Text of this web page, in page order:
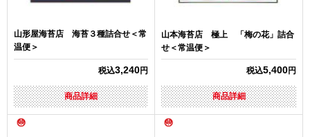
山形屋海苔店 海苔３種詰合せ＜常
温便＞
税込3,240円
商品詳細
山本海苔店 極上 「梅の花」詰合
せ＜常温便＞
税込5,400円
商品詳細